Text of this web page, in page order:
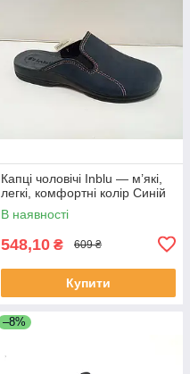
Капці чоловічі Inblu — м’які,
легкі, комфортні колір Синій
В наявності
548,10 ₴ 609 ₴
Купити
–8%